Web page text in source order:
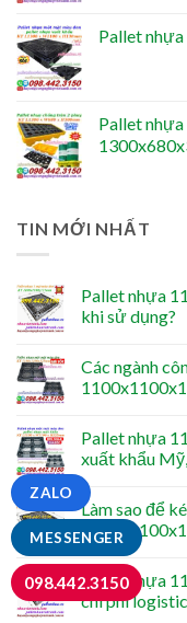
Pallet
Pallet nhựa
TIN MỚI NHẤT
Pallet nhựa
khi sử dụng?
Các ngành
Pallet nhựa
xuất khẩu
Làm sao để
Pallet nhựa
chi phí
MESSENGER
ZALO
098.442.3150